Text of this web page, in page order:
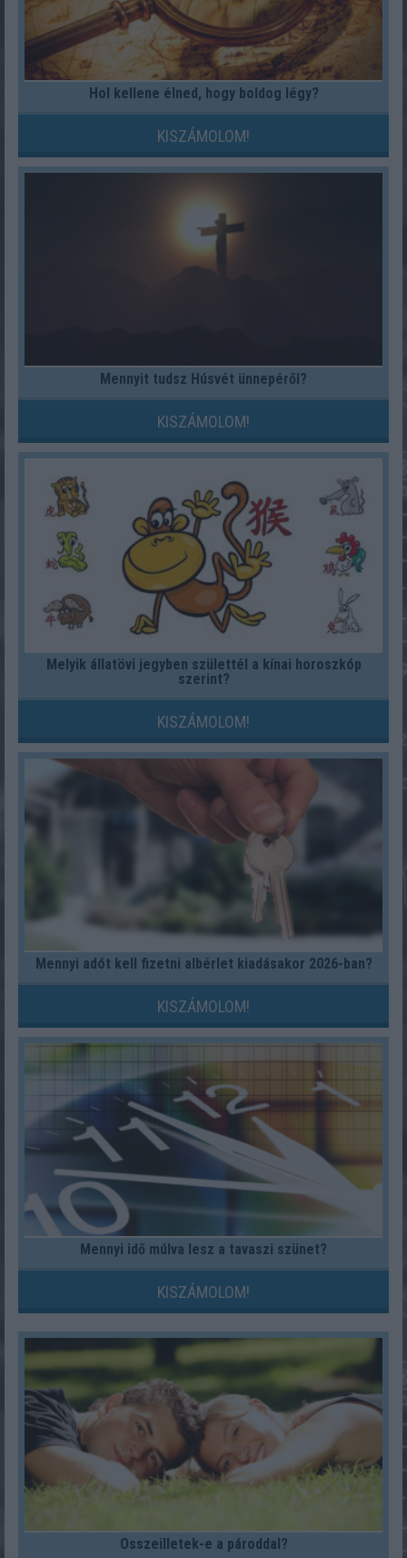
Hol kellene élned, hogy boldog légy?
KISZÁMOLOM!
Mennyit tudsz Húsvét ünnepéről?
KISZÁMOLOM!
Melyik állatövi jegyben születtél a kínai horoszkóp
szerint?
KISZÁMOLOM!
Mennyi adót kell fizetni albérlet kiadásakor 2026-ban?
KISZÁMOLOM!
Mennyi idő múlva lesz a tavaszi szünet?
KISZÁMOLOM!
Összeilletek-e a pároddal?